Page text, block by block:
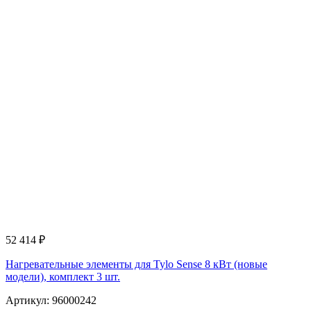
52 414 ₽
Нагревательные элементы для Tylo Sense 8 кВт (новые
модели), комплект 3 шт.
Артикул: 96000242